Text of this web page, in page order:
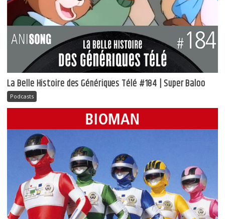
La Belle Histoire des Génériques Télé #184 | Super Baloo
Podcasts